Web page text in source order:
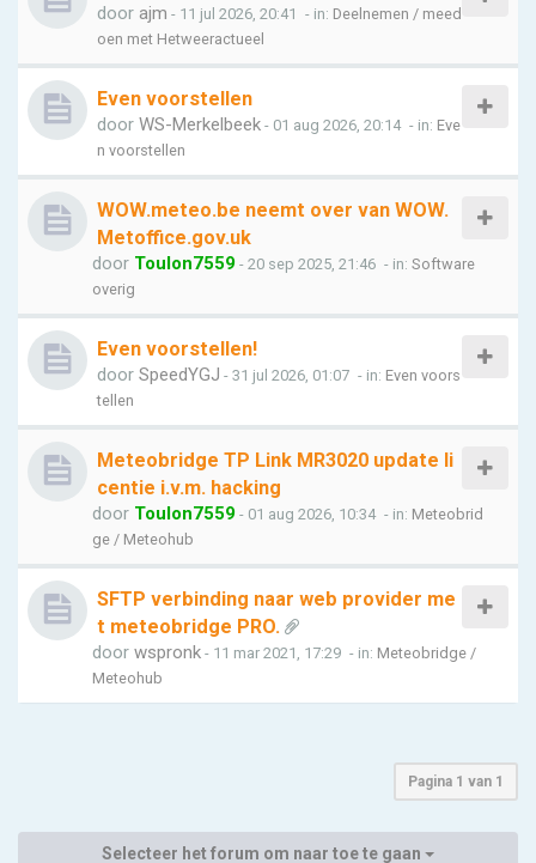
door ajm - 11 jul 2026, 20:41 - in: Deelnemen / meed
oen met Hetweeractueel
Even voorstellen
door WS-Merkelbeek - 01 aug 2026, 20:14 - in: Eve
n voorstellen
WOW.meteo.be neemt over van WOW.
Metoffice.gov.uk
door Toulon7559 - 20 sep 2025, 21:46 - in: Software
overig
Even voorstellen!
door SpeedYGJ - 31 jul 2026, 01:07 - in: Even voors
tellen
Meteobridge TP Link MR3020 update li
centie i.v.m. hacking
door Toulon7559 - 01 aug 2026, 10:34 - in: Meteobrid
ge / Meteohub
SFTP verbinding naar web provider me
t meteobridge PRO.
door wspronk - 11 mar 2021, 17:29 - in: Meteobridge /
Meteohub
Pagina 1 van 1
Selecteer het forum om naar toe te gaan